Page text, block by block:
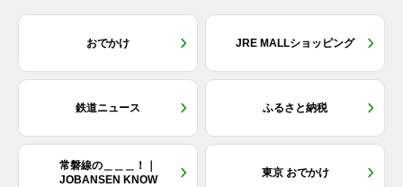
おでかけ JRE MALLショッピング
鉄道ニュース ふるさと納税
常磐線の＿＿＿！｜
JOBANSEN KNOW
東京 おでかけ